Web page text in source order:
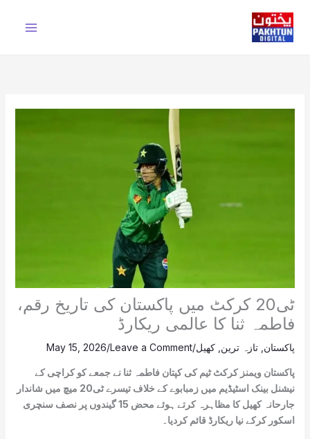
content
ٹی20 کرکٹ میں پاکستان کی تاریخ رقم،
فاطمہ ثنا کا عالمی ریکارڈ
پاکستان تازہ ترین کھیل/
Leave a Comment
/
May 15, 2026
پاکستان ویمنز کرکٹ ٹیم کی کپتان فاطمہ ثنا نے جمعے کو کراچی کے
نیشنل بینک اسٹیڈیم میں زمبابوے کے خلاف تیسرے ٹی20 میچ میں شاندار
جارحانہ کھیل کا مظاہرہ کرتے ہوئے محض 15 گیندوں پر نصف سنچری
اسکور کرکے نیا ریکارڈ قائم کردیا۔